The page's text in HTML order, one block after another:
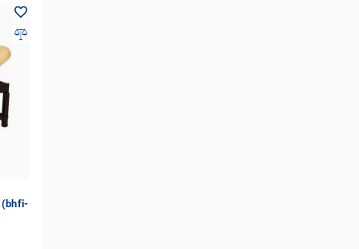
(bhfi-